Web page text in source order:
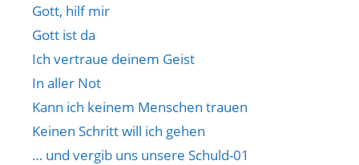
Gott, hilf mir
Gott ist da
Ich vertraue deinem Geist
In aller Not
Kann ich keinem Menschen trauen
Keinen Schritt will ich gehen
… und vergib uns unsere Schuld-01